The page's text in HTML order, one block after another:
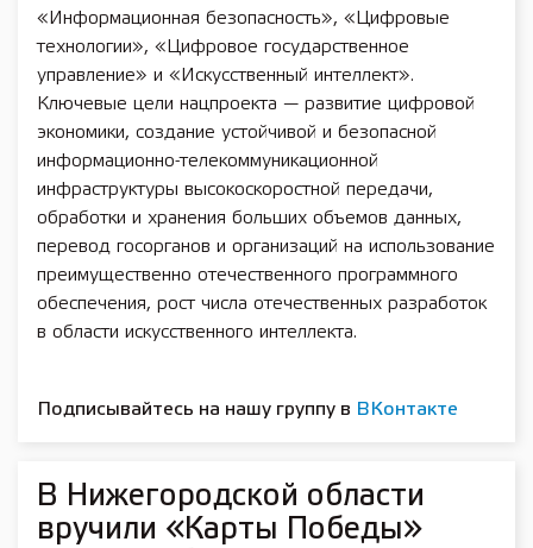
«Информационная безопасность», «Цифровые
технологии», «Цифровое государственное
управление» и «Искусственный интеллект».
Ключевые цели нацпроекта — развитие цифровой
экономики, создание устойчивой и безопасной
информационно-телекоммуникационной
инфраструктуры высокоскоростной передачи,
обработки и хранения больших объемов данных,
перевод госорганов и организаций на использование
преимущественно отечественного программного
обеспечения, рост числа отечественных разработок
в области искусственного интеллекта.
Подписывайтесь на нашу группу в ВКонтакте
В Нижегородской области
вручили «Карты Победы»